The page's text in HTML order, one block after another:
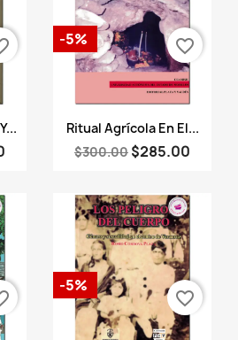
 Vista rápida
Ritual Agrícola En El...
$300.00 $285.00
-5% favorite_border
-5%
favorite_border